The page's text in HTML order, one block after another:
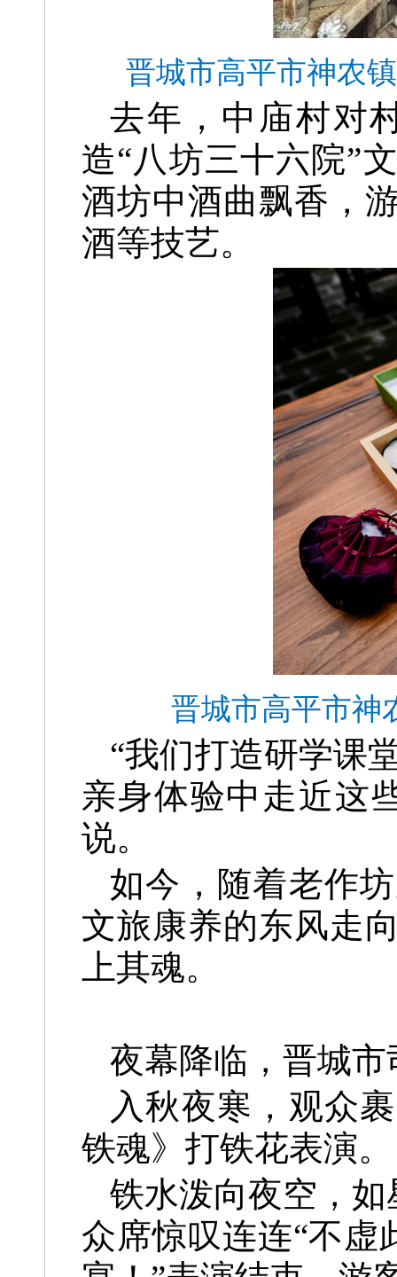
晋城市高平市神农
去年，中庙村对
造“八坊三十六院”
酒坊中酒曲飘香，
酒等技艺。
晋城市高平市神
“我们打造研学课
亲身体验中走近这
说。
如今，随着老作
文旅康养的东风走
上其魂。
夜幕降临，晋城
入秋夜寒，观众
铁魂》打铁花表演。
铁水泼向夜空，
众席惊叹连连“不虚